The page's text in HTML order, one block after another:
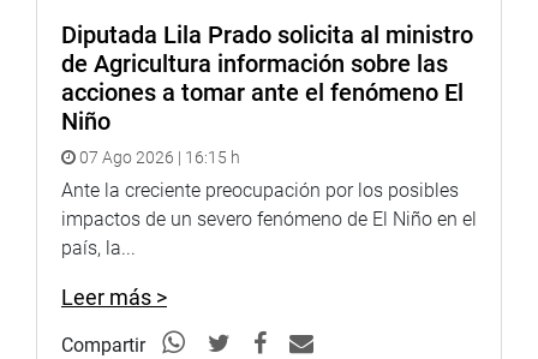
Diputada Lila Prado solicita al ministro
de Agricultura información sobre las
acciones a tomar ante el fenómeno El
Niño
07 Ago 2026 | 16:15 h
Ante la creciente preocupación por los posibles
impactos de un severo fenómeno de El Niño en el
país, la...
Leer más >
Compartir